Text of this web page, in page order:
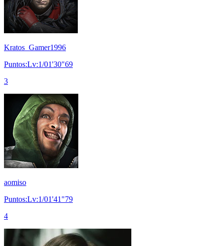
Kratos_Gamer1996
Puntos:Lv:1/01'30"69
3
aomiso
Puntos:Lv:1/01'41"79
4